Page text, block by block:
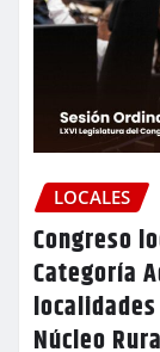
LOCALES
Congreso
Categoría
Núcleo